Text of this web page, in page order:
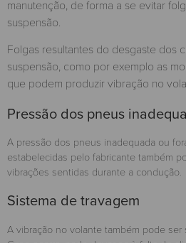
manutenção, de forma a se evitar
suspensão.
Folgas resultantes do desgaste dos
suspensão, como por exemplo as
que podem produzir vibração no
Pressão dos pneus
A pressão dos pneus inadequada ou
estabelecidas pelo fabricante também
vibrações sentidas durante a condução.
Sistema de travagem
A vibração no volante também pode ser